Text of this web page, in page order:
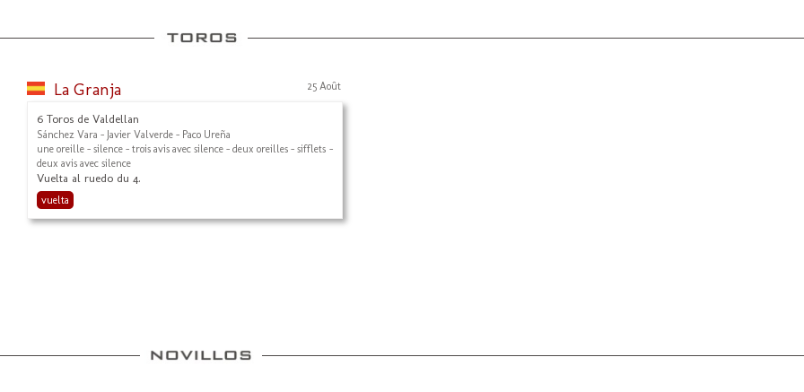
La Granja 25 Août
6 Toros de Valdellan
Sánchez Vara - Javier Valverde - Paco Ureña
une oreille - silence - trois avis avec silence - deux oreilles - sifflets -
deux avis avec silence
Vuelta al ruedo du 4.
vuelta